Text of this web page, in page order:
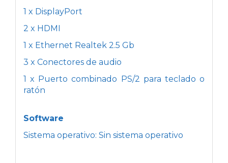
1 x DisplayPort
2 x HDMI
1 x Ethernet Realtek 2.5 Gb
3 x Conectores de audio
1 x Puerto combinado PS/2 para teclado o
ratón
Software
Sistema operativo: Sin sistema operativo